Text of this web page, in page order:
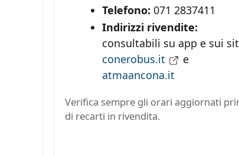
Telefono: 071 2837411
Indirizzi rivendite:
consultabili su app e sui
conerobus.it
e
atmaancona.it
Verifica sempre gli orari aggiornati
di recarti in rivendita.